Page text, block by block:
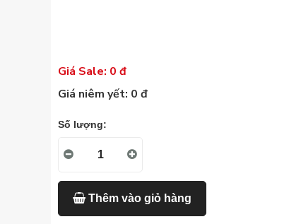
Giá Sale: 0 đ
Giá niêm yết: 0 đ
Số lượng:
Thêm vào giỏ hàng